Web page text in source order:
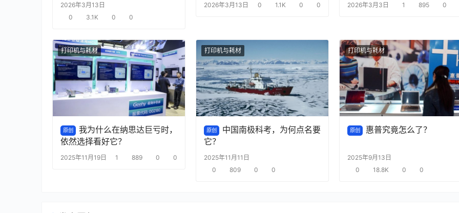
2026年3月13日
0
3.1K 0 0
2026年3月13日 0 1.1K 0 0 2026年3月3日 1 895 0
打印机与耗材
原创
我为什么在纳思达巨亏时，
依然选择看好它？
2025年11月19日 1 889 0 0
打印机与耗材
原创
中国南极科考，为何点名要
它？
2025年11月11日
0
809 0 0
打印机与耗材
原创 惠普究竟怎么了？
2025年9月13日
0
18.8K 0 0